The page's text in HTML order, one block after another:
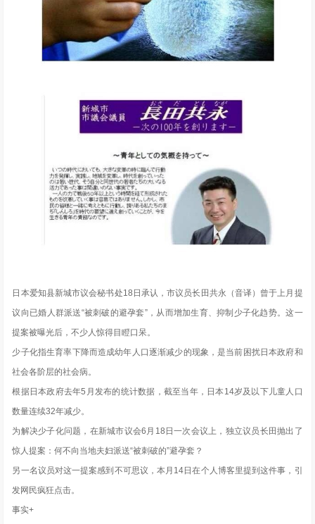
日本爱知县新城市议会秘书处18日承认，市议员长田共永（音译）曾于上月提
议向已婚人群派送“被刺破的避孕套”，从而增加生育、抑制少子化趋势。这一
提案被曝光后，不少人惊得目瞪口呆。
少子化指生育率下降而造成幼年人口逐渐减少的现象，是当前困扰日本政府和
社会各阶层的社会病。
根据日本政府去年5月发布的统计数据，截至当年，日本14岁及以下儿童人口
数量连续32年减少。
为解决少子化问题，在新城市议会6月18日一次会议上，独立议员长田抛出了
惊人提案：何不向当地夫妇派送“被刺破的”避孕套？
另一名议员对这一提案感到不可思议，本月14日在个人博客里提到这件事，引
发网民疯狂点击。
事实+